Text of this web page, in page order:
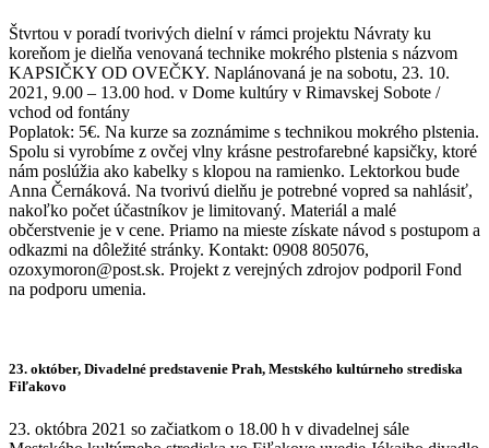
Štvrtou v poradí tvorivých dielní v rámci projektu Návraty ku
koreňom je dielňa venovaná technike mokrého plstenia s názvom
KAPSIČKY OD OVEČKY. Naplánovaná je na sobotu, 23. 10.
2021, 9.00 – 13.00 hod. v Dome kultúry v Rimavskej Sobote /
vchod od fontány
Poplatok: 5€. Na kurze sa zoznámime s technikou mokrého plstenia.
Spolu si vyrobíme z ovčej vlny krásne pestrofarebné kapsičky, ktoré
nám poslúžia ako kabelky s klopou na ramienko. Lektorkou bude
Anna Černáková. Na tvorivú dielňu je potrebné vopred sa nahlásiť,
nakoľko počet účastníkov je limitovaný. Materiál a malé
občerstvenie je v cene. Priamo na mieste získate návod s postupom a
odkazmi na dôležité stránky. Kontakt: 0908 805076,
ozoxymoron@post.sk. Projekt z verejných zdrojov podporil Fond
na podporu umenia.
23. október, Divadelné predstavenie Prah, Mestského kultúrneho strediska
Fiľakovo
23. októbra 2021 so začiatkom o 18.00 h v divadelnej sále